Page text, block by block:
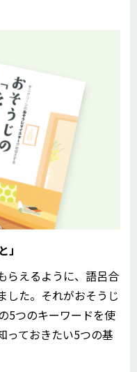
らえるように、語呂合
した。それがおそうじ
5つのキーワードを使
っておきたい5つの基